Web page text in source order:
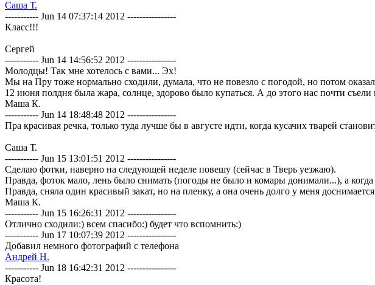
Саша Т.
----------- Jun 14 07:37:14 2012 ----------------
Класс!!!
Сергей
----------- Jun 14 14:56:52 2012 ----------------
Молодцы! Так мне хотелось с вами... Эх!
Мы на Пру тоже нормально сходили, думала, что не повезло с погодой, но потом
12 июня полдня была жара, солнце, здорово было купаться. А до этого нас почти съели
Маша К.
----------- Jun 14 18:48:48 2012 ----------------
Пра красивая речка, только туда лучше бы в августе идти, когда кусачих тварей
Саша Т.
----------- Jun 15 13:01:51 2012 ----------------
Сделаю фотки, наверно на следующей неделе повешу (сейчас в Тверь уезжаю).
Правда, фоток мало, лень было снимать (погоды не было и комары донимали...), а
Правда, сняла один красивый закат, но на пленку, а она очень долго у меня
Маша К.
----------- Jun 15 16:26:31 2012 ----------------
Отлично сходили:) всем спасибо:) будет что вспомнить:)
----------- Jun 17 10:07:39 2012 ----------------
Добавил немного фотографий с телефона
Андрей Н.
----------- Jun 18 16:42:31 2012 ----------------
Красота!